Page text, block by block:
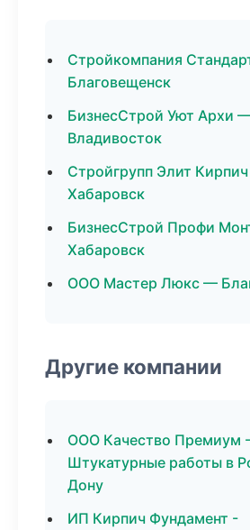
Стройкомпания
Благовещенск
БизнесСтрой Уют Архи
Владивосток
Стройгрупп Элит
Хабаровск
БизнесСтрой Профи
Хабаровск
ООО Мастер Люкс —
Другие компании
ООО Качество Премиум -
Штукатурные работы в
Дону
ИП Кирпич Фундамент -